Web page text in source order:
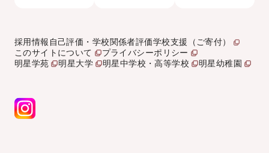
採用情報 自己評価・学校関係者評価学校支援（ご寄付）
このサイトについて
プライバシーポリシー
明星学苑
明星大学 明星中学校・高等学校 明星幼稚園